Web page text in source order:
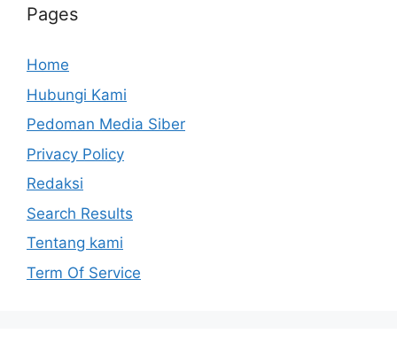
Pages
Home
Hubungi Kami
Pedoman Media Siber
Privacy Policy
Redaksi
Search Results
Tentang kami
Term Of Service